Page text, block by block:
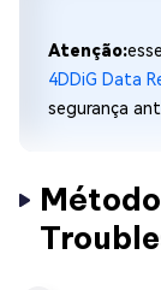
Atenção:
4DDiG Data
segurança